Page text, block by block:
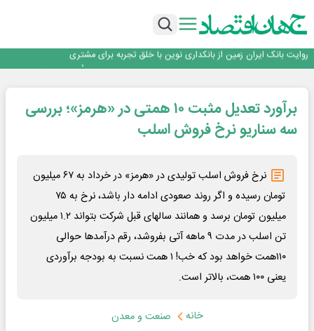
مشتریان
بانک مهر ایران بیش از ۷۰ میلیارد تومان به برنامه‌های مسئولیت اجتماعی اختصاص
پیام مدیرعامل بانک توسعه تعاون به مناسبت ۱۵ مرداد، سالروز تأسیس بانک
اجرای برنامه تحول بانک با تمرکز بر منابع پایدار، درآمدهای کارمزدی و بازسازی اعتماد
مشتریان
بانک مهر ایران بیش از ۷۰ میلیارد تومان به برنامه‌های مسئولیت اجتماعی اختصاص
برآورد تعدیل مثبت ۱۰ همتی در «هرمز»؛ بررسی
سه سناریو نرخ فروش اسلب
نرخ فروش اسلب تولیدی در «هرمز» در خرداد به ۶۷ میلیون
تومان رسیده و اگر روند صعودی ادامه دار باشد، نرخ به ۷۵
میلیون تومان برسد و همانند سالهای قبل شرکت بتواند ۱.۲ میلیون
تن اسلب در مدت ۹ ماهه آتی بفروشد، رقم درآمدها حوالی
۱۱۰همت خواهد بود که خب! ۱ همت نسبت به بودجه برآوردی
یعنی ۱۰۰ همت، بالاتر است.
خانه
صنعت و معدن